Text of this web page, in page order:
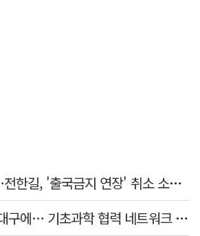
"수사 차질 우려"…전한길, '출국금지 연장' 취소 소송 패소
전국 20개 대학이 대구에… 기초과학 협력 네트워크 출범하다